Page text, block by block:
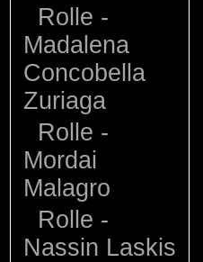
Rolle -
Madalena
Concobella
Zuriaga
Rolle -
Mordai
Malagro
Rolle -
Nassin Laskis